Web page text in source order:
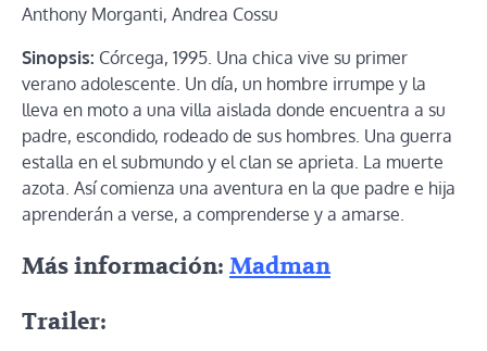
Anthony Morganti, Andrea Cossu
Sinopsis: Córcega, 1995. Una chica vive su primer
verano adolescente. Un día, un hombre irrumpe y la
lleva en moto a una villa aislada donde encuentra a su
padre, escondido, rodeado de sus hombres. Una guerra
estalla en el submundo y el clan se aprieta. La muerte
azota. Así comienza una aventura en la que padre e hija
aprenderán a verse, a comprenderse y a amarse.
Más información: Madman
Trailer: